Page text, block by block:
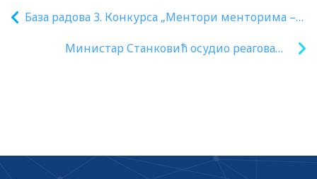
База радова 3. Конкурса „Ментори менторима –
Министар Станковић осудио реаговање